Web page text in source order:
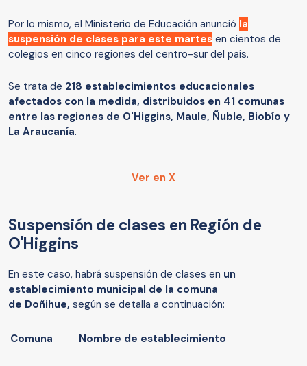
Por lo mismo, el Ministerio de Educación anunció la
suspensión de clases para este martes en cientos de
colegios en cinco regiones del centro-sur del país.
Se trata de 218 establecimientos educacionales
afectados con la medida, distribuidos en 41 comunas
entre las regiones de O'Higgins, Maule, Ñuble, Biobío y
La Araucanía.
Ver en X
Suspensión de clases en Región de
O'Higgins
En este caso, habrá suspensión de clases en un
establecimiento municipal de la comuna
de Doñihue, según se detalla a continuación:
Comuna Nombre de establecimiento